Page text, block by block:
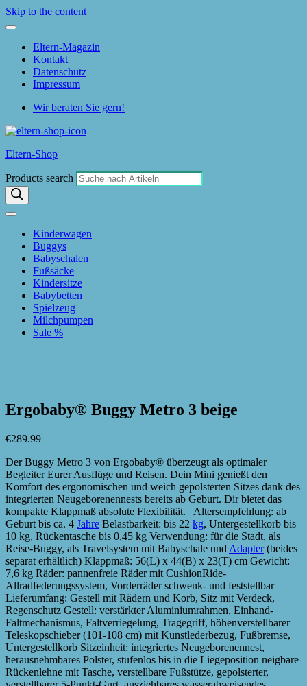
Skip to the content
Eltern-Magazin
Kontakt
Datenschutz
Impressum
Wir beraten Sie gern!
Eltern-Shop
Products search
Kinderwagen
Buggys
Babyschalen
Fußsäcke
Kindersitze
Babybetten
Spielzeug
Milchpumpen
Sale %
Ergobaby® Buggy Metro 3 beige
€289.99
Der Buggy Metro 3 von Ergobaby® überzeugt als optimaler
Begleiter Eurer Ausflüge und Reisen. Dein Mini genießt den
Komfort des ergonomischen und weich gepolsterten Sitzes dank des
integrierten Neugeborenennests bereits ab Geburt. Dir bietet das
kompakte Klappmaß absolute Flexibilität. Altersempfehlung: ab
Geburt bis ca. 4 Jahre Belastbarkeit: bis 22 kg, Untergestellkorb bis
10 kg, Rückentasche bis 0,45 kg Verwendung: für die Stadt, als
Reise-Buggy, als Travelsystem mit Babyschale und Adapter(beides
separat erhältlich) Klappmaß: 56(L) x 44(B) x 23(T) cm Gewicht:
7,6 kg Räder: pannenfreie Räder mit CushionRide-
Allradfederungssystem, Vorderräder schwenk- und feststellbar
Lieferumfang: Gestell mit Rädern und Korb, Sitz mit Verdeck,
Regenschutz Gestell: verstärkter Aluminiumrahmen, Einhand-
Faltmechanismus, Faltverriegelung, Tragegriff, höhenverstellbarer
Teleskopschieber (101-108 cm) mit Kunstlederbezug, Fußbremse,
Untergestellkorb Sitzeinheit: integriertes Neugeborenennest,
herausnehmbares Polster, stufenlos bis in die Liegeposition neigbare
Rückenlehne mit Tasche, verstellbare Fußstütze, gepolsterter,